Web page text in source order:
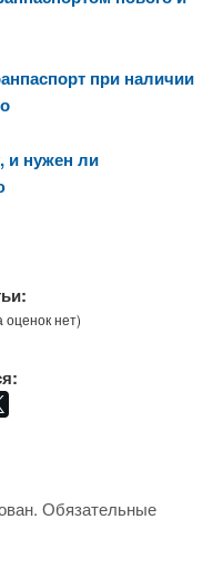
при наличии
и нужен ли
оценок нет)
Обязательные